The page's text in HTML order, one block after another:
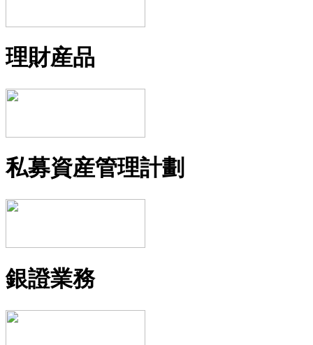
理財産品
私募資産管理計劃
銀證業務